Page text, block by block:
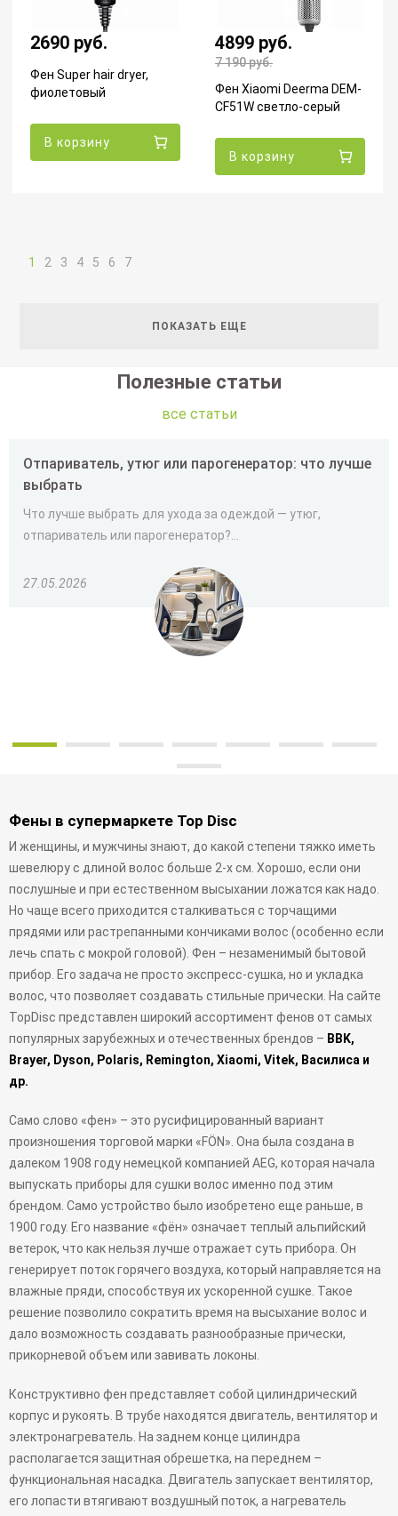
2690 руб.
Фен Super hair dryer,
фиолетовый
В корзину
4899 руб.
7 190руб.
Фен Xiaomi Deerma DEM-
CF51W светло-серый
В корзину
1 2 3 4 5 6 7
ПОКАЗАТЬ ЕЩЕ
Полезные статьи
все статьи
Отпариватель, утюг или парогенератор: что лучше
выбрать
Что лучше выбрать для ухода за одеждой — утюг,
отпариватель или парогенератор?...
27.05.2026
Фены в супермаркете Top Disc
И женщины, и мужчины знают, до какой степени тяжко иметь
шевелюру с длиной волос больше 2-х см. Хорошо, если они
послушные и при естественном высыхании ложатся как надо.
Но чаще всего приходится сталкиваться с торчащими
прядями или растрепанными кончиками волос (особенно если
лечь спать с мокрой головой). Фен – незаменимый бытовой
прибор. Его задача не просто экспресс-сушка, но и укладка
волос, что позволяет создавать стильные прически. На сайте
TopDisc представлен широкий ассортимент фенов от самых
популярных зарубежных и отечественных брендов – BBK,
Brayer, Dyson, Polaris, Remington, Xiaomi, Vitek, Василиса и
др.
Само слово «фен» – это русифицированный вариант
произношения торговой марки «FÖN». Она была создана в
далеком 1908 году немецкой компанией AEG, которая начала
выпускать приборы для сушки волос именно под этим
брендом. Само устройство было изобретено еще раньше, в
1900 году. Его название «фён» означает теплый альпийский
ветерок, что как нельзя лучше отражает суть прибора. Он
генерирует поток горячего воздуха, который направляется на
влажные пряди, способствуя их ускоренной сушке. Такое
решение позволило сократить время на высыхание волос и
дало возможность создавать разнообразные прически,
прикорневой объем или завивать локоны.
Конструктивно фен представляет собой цилиндрический
корпус и рукоять. В трубе находятся двигатель, вентилятор и
электронагреватель. На заднем конце цилиндра
располагается защитная обрешетка, на переднем –
функциональная насадка. Двигатель запускает вентилятор,
его лопасти втягивают воздушный поток, а нагреватель